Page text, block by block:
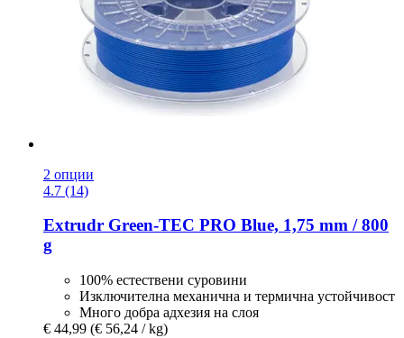
2 опции
4.7 (14)
Extrudr Green-​TEC PRO Blue, 1,75 mm / 800
g
100% естествени суровини
Изключителна механична и термична устойчивост
Много добра адхезия на слоя
€ 44,99 (€ 56,24 / kg)